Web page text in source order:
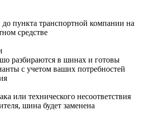
пункта транспортной компании на
средстве
разбираются в шинах и готовы
с учетом ваших потребностей
или технического несоответствия
шина будет заменена